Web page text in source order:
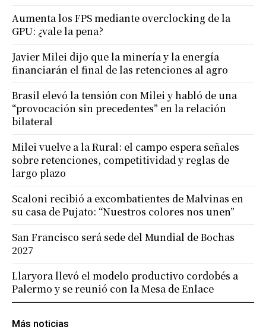
Más noticias
Aumenta los FPS mediante overclocking de la
GPU: ¿vale la pena?
Javier Milei dijo que la minería y la energía
financiarán el final de las retenciones al agro
Brasil elevó la tensión con Milei y habló de una
“provocación sin precedentes” en la relación
bilateral
Milei vuelve a la Rural: el campo espera señales
sobre retenciones, competitividad y reglas de
largo plazo
Scaloni recibió a excombatientes de Malvinas en
su casa de Pujato: “Nuestros colores nos unen”
San Francisco será sede del Mundial de Bochas
2027
Llaryora llevó el modelo productivo cordobés a
Palermo y se reunió con la Mesa de Enlace